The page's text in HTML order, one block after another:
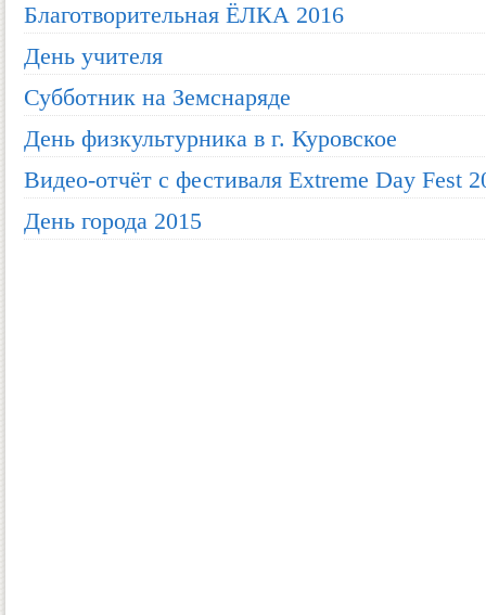
Благотворительная ЁЛКА 2016
День учителя
Субботник на Земснаряде
День физкультурника в г. Куровское
Видео-отчёт с фестиваля Extreme Day Fest
День города 2015